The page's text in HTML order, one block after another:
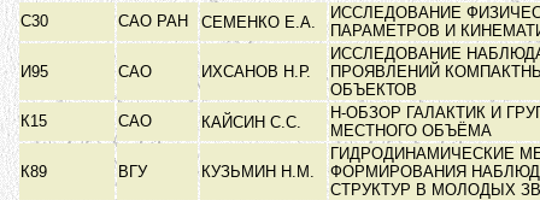
С30
САО РАН СЕМЕНКО Е.А.
ИССЛЕДОВАНИЕ
ПАРАМЕТРОВ И
И95 САО ИХСАНОВ Н.Р.
ИССЛЕДОВАНИЕ
ПРОЯВЛЕНИЙ
ОБЪЕКТОВ
К15
САО КАЙСИН С.С.
Н-ОБЗОР ГАЛАКТИК И
МЕСТНОГО ОБЪЁМА
К89 ВГУ КУЗЬМИН Н.М.
ГИДРОДИНАМИЧЕСКИЕ
ФОРМИРОВАНИЯ
СТРУКТУР В МОЛОДЫХ